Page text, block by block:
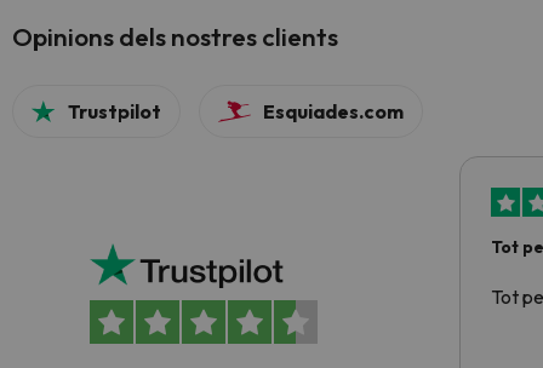
Opinions dels nostres clients
Trustpilot Esquiades.com
Tot
Tot